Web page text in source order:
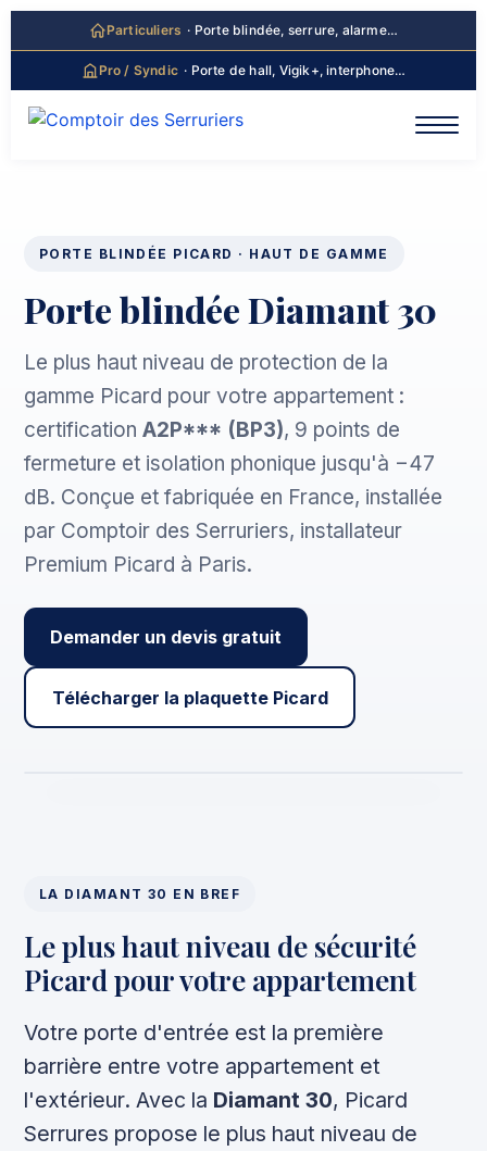
Particuliers · Porte blindée, serrure, alarme…
Pro / Syndic · Porte de hall, Vigik+, interphone…
PORTE BLINDÉE PICARD · HAUT DE GAMME
Porte blindée Diamant 30
Le plus haut niveau de protection de la
gamme Picard pour votre appartement :
certification A2P*** (BP3), 9 points de
fermeture et isolation phonique jusqu'à −47
dB. Conçue et fabriquée en France, installée
par Comptoir des Serruriers, installateur
Premium Picard à Paris.
Demander un devis gratuit
Télécharger la plaquette Picard
LA DIAMANT 30 EN BREF
Le plus haut niveau de sécurité
Picard pour votre appartement
Votre porte d'entrée est la première
barrière entre votre appartement et
l'extérieur. Avec la Diamant 30, Picard
Serrures propose le plus haut niveau de